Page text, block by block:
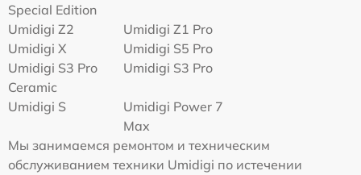
Special Edition
Umidigi Z2
Umidigi Z1 Pro
Umidigi X
Umidigi S5 Pro
Umidigi S3 Pro
Ceramic
Umidigi S3 Pro
Umidigi S
Umidigi Power 7
Max
Мы занимаемся ремонтом и техническим
обслуживанием техники Umidigi по истечении